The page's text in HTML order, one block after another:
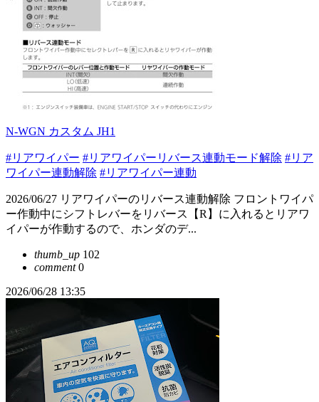
N-WGN カスタム JH1
#リアワイパー #リアワイパーリバース連動モード解除 #リア
ワイパー連動解除 #リアワイパー連動
2026/06/27 リアワイパーのリバース連動解除 フロントワイパ
ー作動中にシフトレバーをリバース【R】に入れるとリアワ
イパーが作動するので、ホンダのデ...
thumb_up 102
comment0
2026/06/28 13:35